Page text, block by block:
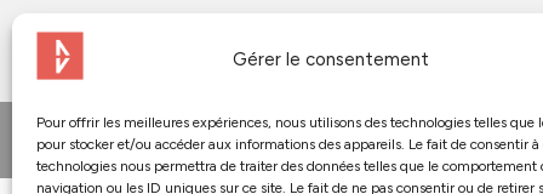
Gérer le consentement
Pour offrir les meilleures expériences, nous utilisons des technologies telles que
pour stocker et/ou accéder aux informations des appareils. Le fait de consentir à
technologies nous permettra de traiter des données telles que le comportement
navigation ou les ID uniques sur ce site. Le fait de ne pas consentir ou de retirer
© 2024 - Action Tank